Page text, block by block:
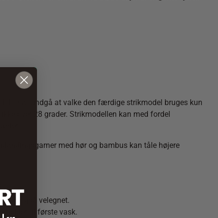
For at undgå at valke den færdige strikmodel bruges kun
over 28 grader. Strikmodellen kan med fordel
med hør og bambus kan tåle højere
er også velegnet.
holder til første vask.